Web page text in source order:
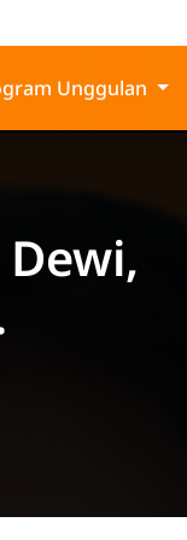
Unggulan